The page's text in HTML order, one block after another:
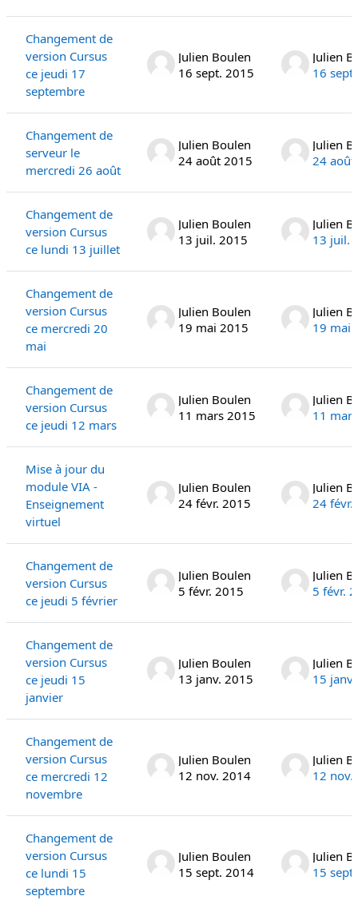
Changement de
version Cursus
ce jeudi 17
septembre
Julien Boulen
16 sept. 2015
Julien
16
Changement de
serveur le
mercredi 26 août
Julien Boulen
24 août 2015
Julien
24
Changement de
version Cursus
ce lundi 13 juillet
Julien Boulen
13 juil. 2015
Julien
13 juil.
Changement de
version Cursus
ce mercredi 20
mai
Julien Boulen
19 mai 2015
Julien
19 mai
Changement de
version Cursus
ce jeudi 12 mars
Julien Boulen
11 mars 2015
Julien
11
Mise à jour du
module VIA -
Enseignement
virtuel
Julien Boulen
24 févr. 2015
Julien
24 févr.
Changement de
version Cursus
ce jeudi 5 février
Julien Boulen
5 févr. 2015
Julien
5 févr.
Changement de
version Cursus
ce jeudi 15
janvier
Julien Boulen
13 janv. 2015
Julien
15
Changement de
version Cursus
ce mercredi 12
novembre
Julien Boulen
12 nov. 2014
Julien
12 nov.
Changement de
version Cursus
ce lundi 15
septembre
Julien Boulen
15 sept. 2014
Julien
15